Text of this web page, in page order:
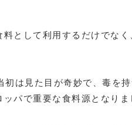
として利用するだけでなく
は見た目が奇妙で、毒を
パで重要な食料源となりま